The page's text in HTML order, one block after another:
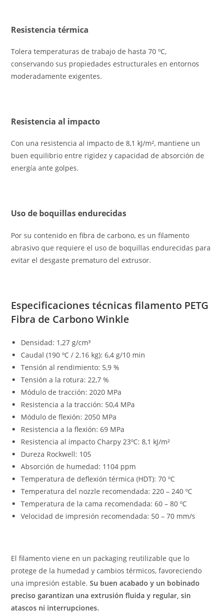
Resistencia térmica
Tolera temperaturas de trabajo de hasta 70 ºC,
conservando sus propiedades estructurales en entornos
moderadamente exigentes.
Resistencia al impacto
Con una resistencia al impacto de 8,1 kJ/m², mantiene un
buen equilibrio entre rigidez y capacidad de absorción de
energía ante golpes.
Uso de boquillas endurecidas
Por su contenido en fibra de carbono, es un filamento
abrasivo que requiere el uso de boquillas endurecidas para
evitar el desgaste prematuro del extrusor.
Especificaciones técnicas filamento PETG
Fibra de Carbono Winkle
Densidad: 1,27 g/cm³
Caudal (190 ºC / 2.16 kg): 6,4 g/10 min
Tensión al rendimiento: 5,9 %
Tensión a la rotura: 22,7 %
Módulo de tracción: 2020 MPa
Resistencia a la tracción: 50,4 MPa
Módulo de flexión: 2050 MPa
Resistencia a la flexión: 69 MPa
Resistencia al impacto Charpy 23ºC: 8,1 kJ/m²
Dureza Rockwell: 105
Absorción de humedad: 1104 ppm
Temperatura de deflexión térmica (HDT): 70 ºC
Temperatura del nozzle recomendada: 220 – 240 ºC
Temperatura de la cama recomendada: 60 – 80 ºC
Velocidad de impresión recomendada: 50 – 70 mm/s
El filamento viene en un packaging reutilizable que lo
protege de la humedad y cambios térmicos, favoreciendo
una impresión estable.Su buen acabado y un bobinado
preciso garantizan una extrusión fluida y regular, sin
atascos ni interrupciones.